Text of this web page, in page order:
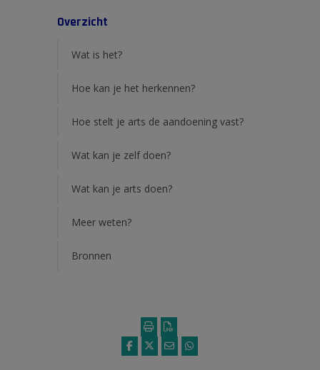
Overzicht
Wat is het?
Hoe kan je het herkennen?
Hoe stelt je arts de aandoening vast?
Wat kan je zelf doen?
Wat kan je arts doen?
Meer weten?
Bronnen